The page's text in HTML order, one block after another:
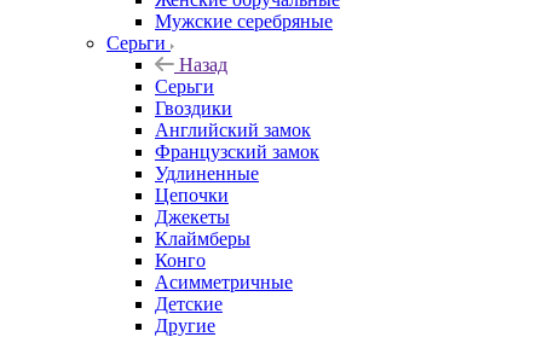
Мужские серебряные
Серьги
Назад
Серьги
Гвоздики
Английский замок
Французский замок
Удлиненные
Цепочки
Джекеты
Клаймберы
Конго
Асимметричные
Детские
Другие